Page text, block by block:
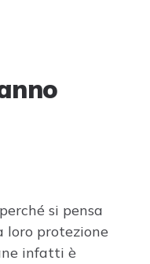
si pensa
loro protezione
infatti è